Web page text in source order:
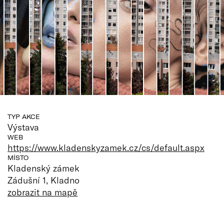
TYP AKCE
Výstava
WEB
https://www.kladenskyzamek.cz/cs/default.aspx
MÍSTO
Kladenský zámek
Zádušní 1, Kladno
zobrazit na mapě